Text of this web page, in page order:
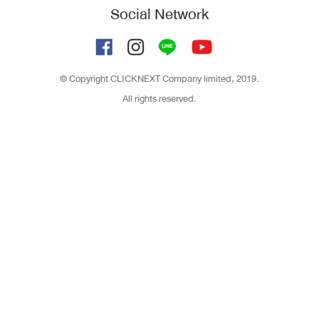
Social Network
© Copyright CLICKNEXT Company limited, 2019.
All rights reserved.